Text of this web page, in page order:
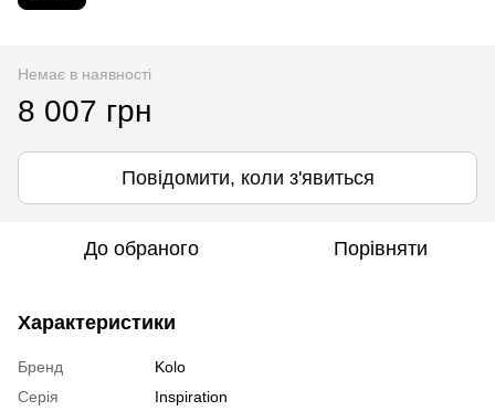
Немає в наявності
8 007 грн
Повідомити, коли з'явиться
До обраного Порівняти
Характеристики
Бренд
Kolo
Серія
Inspiration